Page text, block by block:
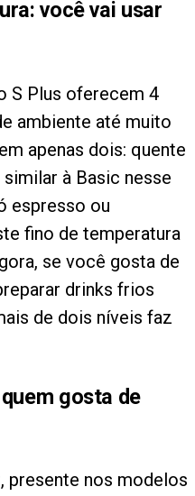
você vai usar
S Plus oferecem 4
ambiente até muito
apenas dois: quente
à Basic nesse
espresso ou
fino de temperatura
se você gosta de
drinks frios
de dois níveis faz
gosta de
presente nos modelos